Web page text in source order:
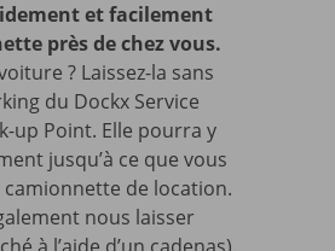
et facilement
près de chez vous.
? Laissez-la sans
du Dockx Service
up Point. Elle pourra y
jusqu’à ce que vous
de location.
nous laisser